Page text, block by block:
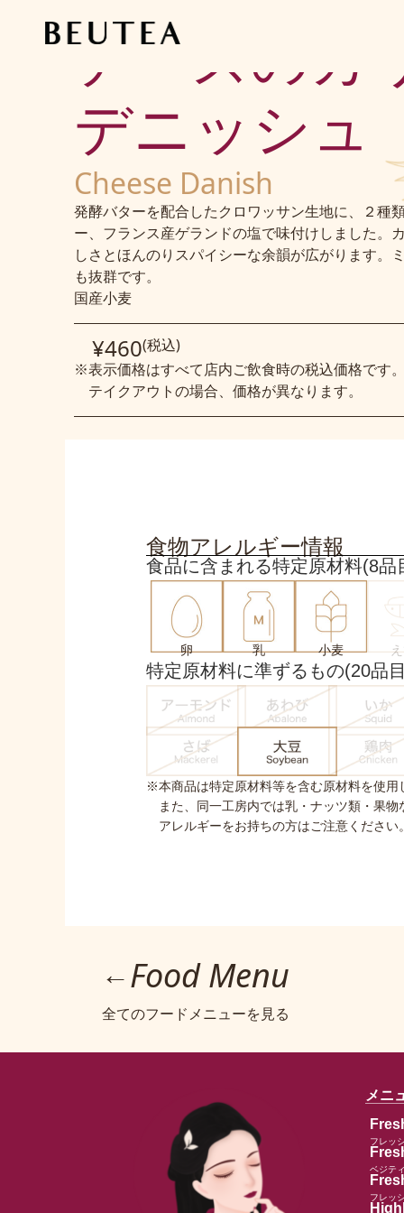
チーズのカ
デニッシュ
Cheese Danish
発酵バターを配合したクロワッサン生地に、２種
ー、フランス産ゲランドの塩で味付けしました。
しさとほんのりスパイシーな余韻が広がります。
も抜群です。
国産小麦
¥460(税込)
※表示価格はすべて店内ご飲食時の税込価格です
テイクアウトの場合、価格が異なります。
⁨⁩食物アレルギー情報
食品に含まれる特定原材料(8品
卵 乳 小麦
特定原材料に準ずるもの(20品
※本商品は特定原材料等を含む原材料を使用
また、同一工房内では乳・ナッツ類・果物
アレルギーをお持ちの方はご注意ください
←Food Menu
全てのフードメニューを見る
メニ
フレッ
ベジテ
フレッ